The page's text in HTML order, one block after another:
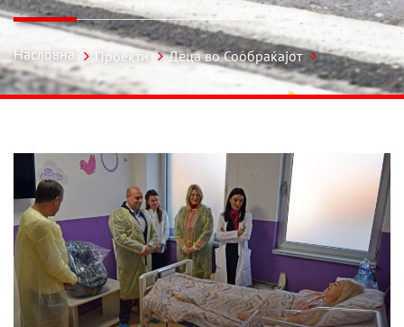
Насловна Проекти Деца во Сообраќајот